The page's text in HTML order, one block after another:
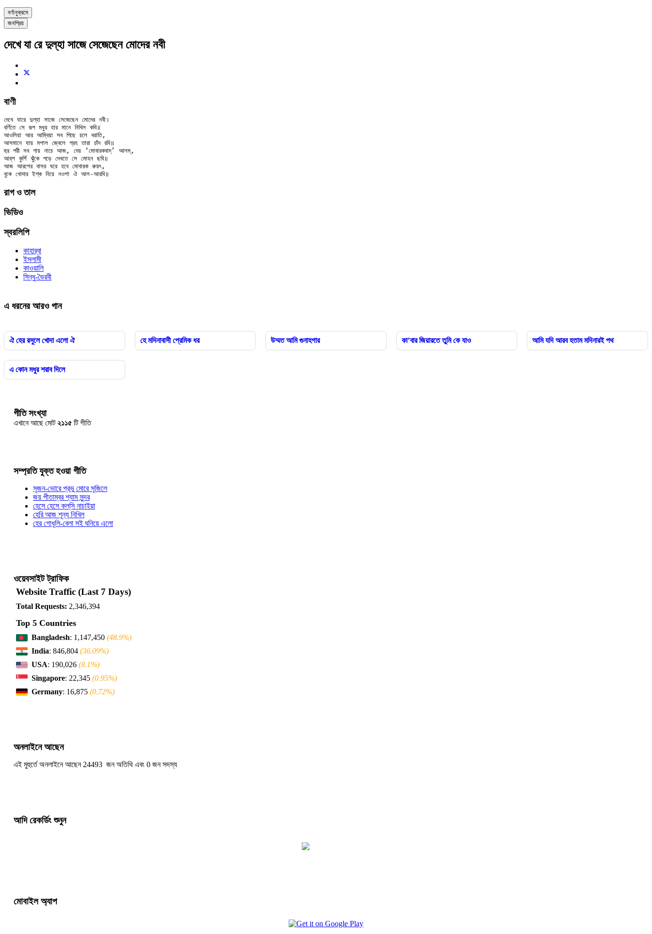
বর্ণানুক্রমে
জনপ্রিয়
দেখে যা রে দুল্‌হা সাজে সেজেছেন মোদের নবী
বাণী
দেখে যারে দুল্‌হা সাজে সেজেছেন মোদের নবী।
বর্ণিতে সে রূপ মধুর হার মানে নিখিল কবি॥
আওলিয়া আর আম্বিয়া সব পিছে চলে বরাতি,
আসমানে যায় মশাল জ্বেলে গ্রহ তারা চাঁদ রবি॥
হুর পরী সব গায় নাচে আজ, দেয় ‘মোবারকবাদ্’ আলম্,
আর্‌শ কুর্শি ঝুঁকে পড়ে দেখতে সে মোহন ছবি॥
আজ আরশের বাসর ঘরে হবে মোবারক রুয়ৎ,
রাগ ও তাল
ভিডিও
স্বরলিপি
কাহার্‌বা
ইসলামী
কাওয়ালি
সিন্ধু-ভৈরবী
এ ধরনের আরও গান
ঐ হের রসুলে খোদা এলো ঐ হে মদিনাবাসী প্রেমিক ধর উম্মত আমি গুনাহগার কা’বার জিয়ারতে তুমি কে যাও আমি যদি আরব হতাম মদিনারই পথ
এ কোন মধুর শরাব দিলে
গীতি সংখ্যা
এখানে আছে মোট২১১৫ টি গীতি
সম্প্রতি যুক্ত হওয়া গীতি
সৃজন-ভোরে প্রভু মোরে সৃজিলে
জয় পীতাম্বর শ্যাম সুন্দর
হেসে হেসে কল্‌সি নাচাইয়া
হেরি আজ শূন্য নিখিল
হের গোধূলি-বেলা সই ঘনিয়ে এলো
ওয়েবসাইট ট্রাফিক
Website Traffic (Last 7 Days)
Total Requests: 2,346,394
Top 5 Countries
Bangladesh: 1,147,450 (48.9%)
India: 846,804 (36.09%)
USA: 190,026 (8.1%)
Singapore: 22,345 (0.95%)
Germany: 16,875 (0.72%)
অনলাইনে আছেন
এই মুহুর্তে অনলাইনে আছেন 24493 জন অতিথি এবং 0 জন সদস্য
আদি রেকর্ডিং শুনুন
মোবাইল অ্যাপ